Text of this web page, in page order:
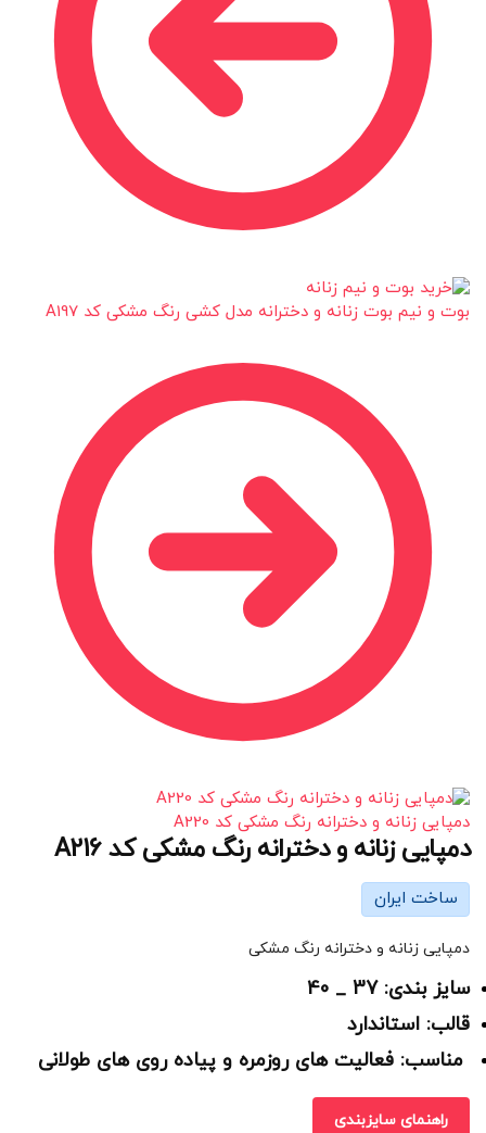
بوت و نیم بوت زنانه و دخترانه مدل کشی رنگ مشکی کد A197
دمپایی زنانه و دخترانه رنگ مشکی کد A220
دمپایی زنانه و دخترانه رنگ مشکی کد A216
ساخت ایران
دمپایی زنانه و دخترانه رنگ مشکی
سایز بندی: 37 _ 40
قالب: استاندارد
مناسب: فعالیت های روزمره و پیاده روی های طولانی
راهنمای سایزبندی